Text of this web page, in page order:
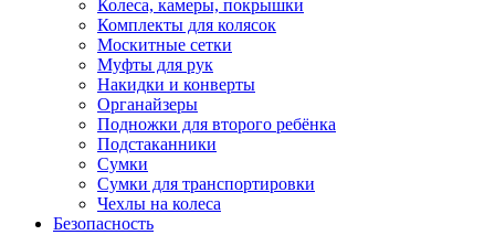
Колеса, камеры, покрышки
Комплекты для колясок
Москитные сетки
Муфты для рук
Накидки и конверты
Органайзеры
Подножки для второго ребёнка
Подстаканники
Сумки
Сумки для транспортировки
Чехлы на колеса
Безопасность